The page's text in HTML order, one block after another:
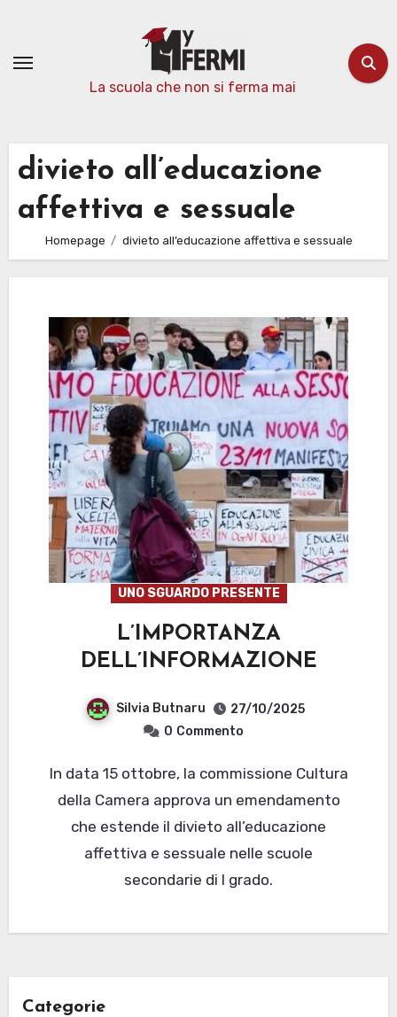
contenuto
La scuola che non si ferma mai
divieto all’educazione
affettiva e sessuale
Homepage divieto all’educazione affettiva e sessuale
UNO SGUARDO PRESENTE
L’IMPORTANZA
DELL’INFORMAZIONE
Silvia Butnaru
27/10/2025
0 Commento
In data 15 ottobre, la commissione Cultura
della Camera approva un emendamento
che estende il divieto all’educazione
affettiva e sessuale nelle scuole
secondarie di I grado.
Categorie